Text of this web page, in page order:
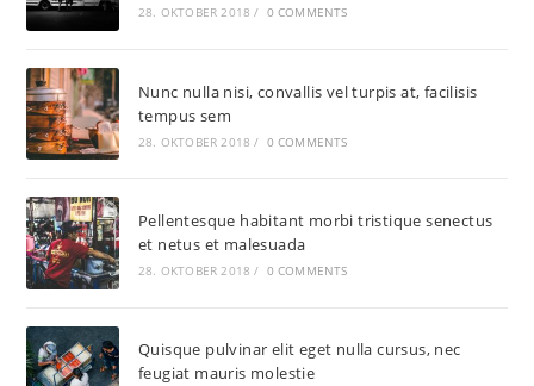
28. OKTOBER 2018 / 0 COMMENTS
Nunc nulla nisi, convallis vel turpis at, facilisis
tempus sem
28. OKTOBER 2018 / 0 COMMENTS
Pellentesque habitant morbi tristique senectus
et netus et malesuada
28. OKTOBER 2018 / 0 COMMENTS
Quisque pulvinar elit eget nulla cursus, nec
feugiat mauris molestie